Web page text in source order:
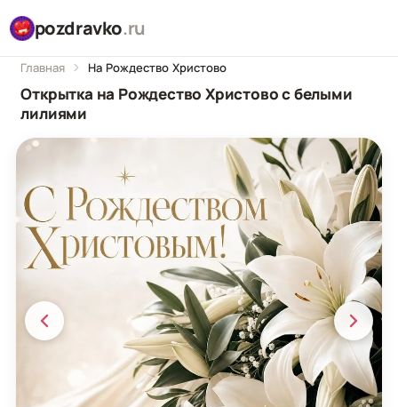
pozdravko.ru
Главная На Рождество Христово
Открытка на Рождество Христово с белыми
лилиями